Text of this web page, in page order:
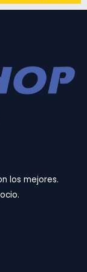
los mejores.